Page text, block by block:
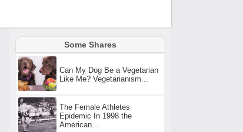
Some Shares
Can My Dog Be a Vegetarian
Like Me? Vegetarianism...
The Female Athletes
Epidemic In 1998 the
American...